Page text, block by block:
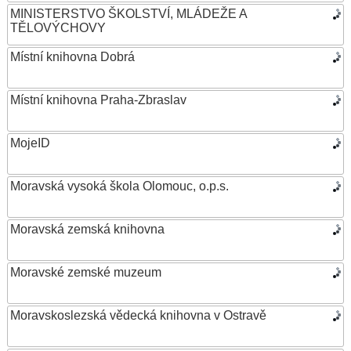
MINISTERSTVO ŠKOLSTVÍ, MLÁDEŽE A
TĚLOVÝCHOVY
Místní knihovna Dobrá
Místní knihovna Praha-Zbraslav
MojeID
Moravská vysoká škola Olomouc, o.p.s.
Moravská zemská knihovna
Moravské zemské muzeum
Moravskoslezská vědecká knihovna v Ostravě